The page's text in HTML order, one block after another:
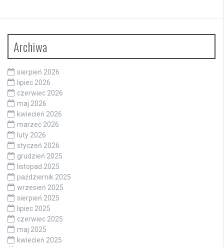
Archiwa
sierpień 2026
lipiec 2026
czerwiec 2026
maj 2026
kwiecień 2026
marzec 2026
luty 2026
styczeń 2026
grudzień 2025
listopad 2025
październik 2025
wrzesień 2025
sierpień 2025
lipiec 2025
czerwiec 2025
maj 2025
kwiecień 2025